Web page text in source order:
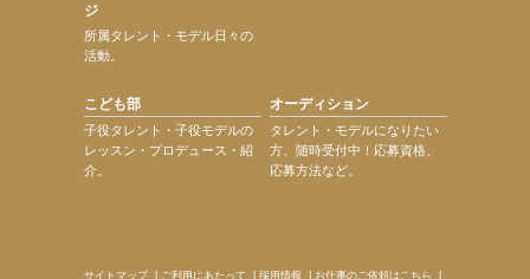
ジ
所属タレント・モデル日々の
活動。
こども部
子役タレント・子役モデルの
レッスン・プロデュース・紹
介。
オーディション
タレント・モデルになりたい
方、随時受付中！応募資格、
応募方法など。
サイトマップ| ご利用にあたって 採用情報 お仕事のご依頼はこちら